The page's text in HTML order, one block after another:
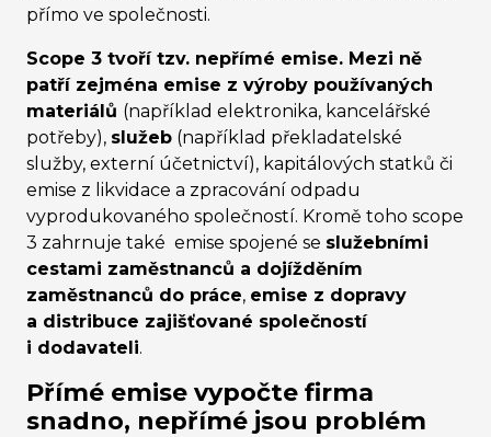
přímo ve společnosti.
Scope 3 tvoří tzv. nepřímé emise. Mezi ně
patří zejména emise z výroby používaných
materiálů (například elektronika, kancelářské
potřeby), služeb (například překladatelské
služby, externí účetnictví), kapitálových statků či
emise z likvidace a zpracování odpadu
vyprodukovaného společností. Kromě toho scope
3 zahrnuje také emise spojené se služebními
cestami zaměstnanců a dojížděním
zaměstnanců do práce, emise z dopravy
a distribuce zajišťované společností
i dodavateli.
Přímé emise vypočte firma
snadno, nepřímé jsou problém